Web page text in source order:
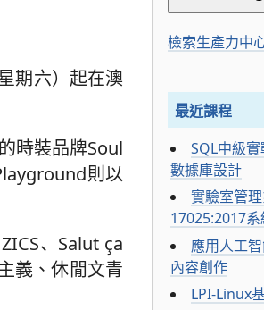
期六）起在澳
時裝品牌Soul
則以
、Salut ça
義、休閒文青
檢索生產力中
最近課程
SQL中級
數據庫設計
實驗室管
17025:2017
應用人工
內容創作
LPI-Linux